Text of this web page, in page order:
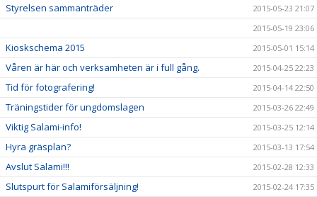
Styrelsen sammanträder
2015-05-23 21:07
2015-05-19 23:06
Kioskschema 2015 2015-05-01 15:14
Våren är här och verksamheten är i full gång. 2015-04-25 22:23
Tid för fotografering! 2015-04-14 22:50
Träningstider för ungdomslagen 2015-03-26 22:49
Viktig Salami-info! 2015-03-25 12:14
Hyra gräsplan? 2015-03-13 17:54
Avslut Salami!!! 2015-02-28 12:33
Slutspurt för Salamiförsäljning! 2015-02-24 17:35